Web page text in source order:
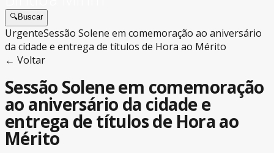
🔍Buscar
UrgenteSessão Solene em comemoração ao aniversário
da cidade e entrega de títulos de Hora ao Mérito
← Voltar
Sessão Solene em comemoração
ao aniversário da cidade e
entrega de títulos de Hora ao
Mérito